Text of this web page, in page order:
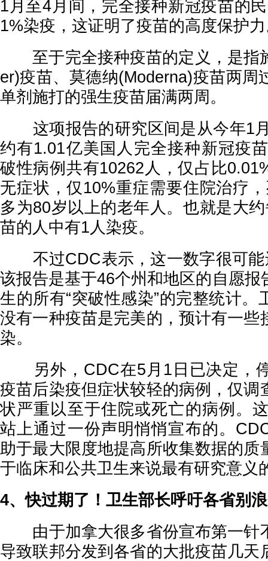
1月至4月间，完全接种新冠疫苗的
1%染疫，这证明了疫苗的高度保护
至于完全接种疫苗的定义，是指
er)疫苗、莫德纳(Moderna)疫苗两周
单剂施打的强生疫苗届满两周。
这项报告的研究区间是从今年1
约有1.01亿美国人完全接种新冠疫
破性病例共有10262人，仅占比
无症状，仅10%重症需要住院治疗
多为80岁以上的老年人。也就是大
苗的人中有1人染疫。
不过CDC表示，这一数字很可能
该报告是基于46个州和地区的自愿报
生的所有“突破性感染”的完整统计。
没有一种疫苗是完美的，预计有一些
染。
另外，CDC在5月1日已决定，
疫苗后染疫但症状较轻的病例，仅调
状严重以至于住院或死亡的病例。
站上通过一份声明悄悄宣布的。
助于最大限度地提高所收集数据的质
于临床和公共卫生来说最有研究意义
4、快过期了！卫生部长呼吁各省别
由于加拿大很多省份宣布第一针
导致联邦分发到各省的大批疫苗几天